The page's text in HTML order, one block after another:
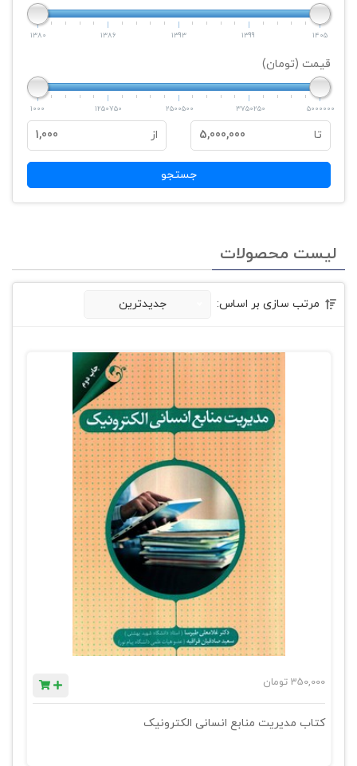
1380 1386 1393 1399 1405
قیمت (تومان)
1000 1250750 2500500 3750250 5000000
تا 5,000,000 از 1,000
جستجو
لیست محصولات
مرتب سازی بر اساس: جدیدترین
350,000 تومان
کتاب مدیریت منابع انسانی الکترونیک